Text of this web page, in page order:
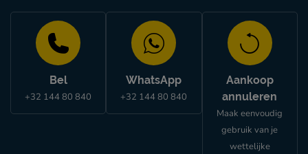
Bel
+32 144 80 840
WhatsApp
+32 144 80 840
Aankoop
annuleren
Maak eenvoudig
gebruik van je
wettelijke